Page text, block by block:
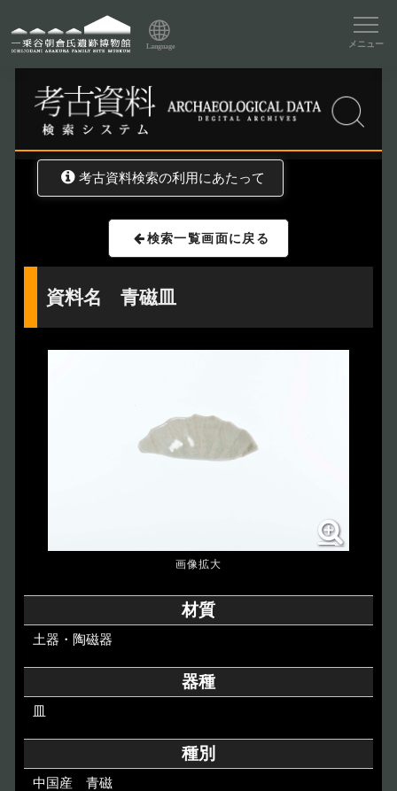
メニュー
Language
資料データベーストップ
考古資料検索
博物館のご案内
アクセス Access
イベント
デジタルアーカイブ Digital Archive
考古資料検索の利用にあたって
検索一覧画面に戻る
資料名 青磁皿
材質
土器・陶磁器
器種
皿
種別
中国産 青磁